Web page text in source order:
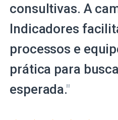
consultivas. A
Indicadores
processos e
prática para
esperada."